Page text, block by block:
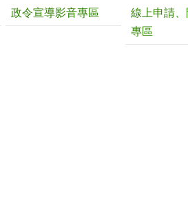
政令宣導影音專區
線上申請
專區